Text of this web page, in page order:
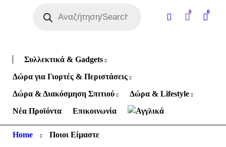
0 0
Συλλεκτικά & Gadgets
Δώρα για Γιορτές & Περιστάσεις
Δώρα & Διακόσμηση Σπιτιού
Δώρα & Lifestyle
Νέα Προϊόντα
Επικοινωνία
Home Ποιοι Είμαστε